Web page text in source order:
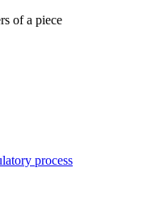
of a piece
process